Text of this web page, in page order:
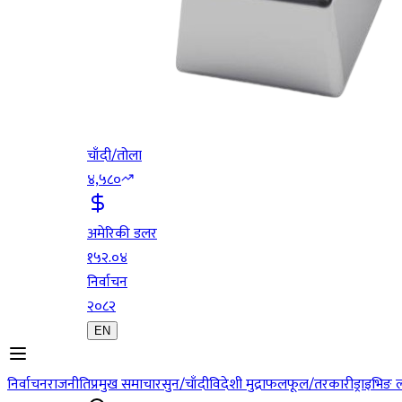
चाँदी/तोला
४,५८०
अमेरिकी डलर
१५२.०४
निर्वाचन
२०८२
EN
निर्वाचनराजनीतिप्रमुख समाचारसुन/चाँदीविदेशी मुद्राफलफूल/तरकारी